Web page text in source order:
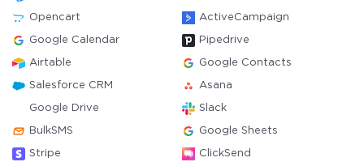
Opencart ActiveCampaign
Google Calendar Pipedrive
Airtable Google Contacts
Salesforce CRM Asana
Google Drive Slack
BulkSMS Google Sheets
Stripe ClickSend